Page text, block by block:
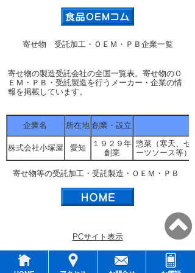
寄せ物 受託加工・ＯＥＭ・ＰＢ企業一覧
寄せ物の製造受託会社の全国一覧表。寄せ物のＯ
ＥＭ・ＰＢ・受託製造を行うメーカー・企業の情
報を掲載しています。
企業名 所在地 創業・設立
株式会社小塚屋 愛知
１９２９年
創業
惣菜（寒天、ゼ
ーツソース等）
寄せ物等の受託加工・受託製造・ＯＥＭ・ＰＢ
PCサイト表示